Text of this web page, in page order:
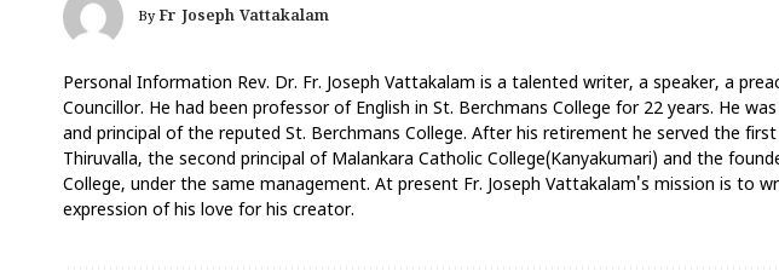
By Fr Joseph Vattakalam
Personal Information Rev. Dr. Fr. Joseph Vattakalam is a talented writer, a speaker, a
Councillor. He had been professor of English in St. Berchmans College for 22 years. He
and principal of the reputed St. Berchmans College. After his retirement he served the
Thiruvalla, the second principal of Malankara Catholic College(Kanyakumari) and the
College, under the same management. At present Fr. Joseph Vattakalam's mission is to
expression of his love for his creator.